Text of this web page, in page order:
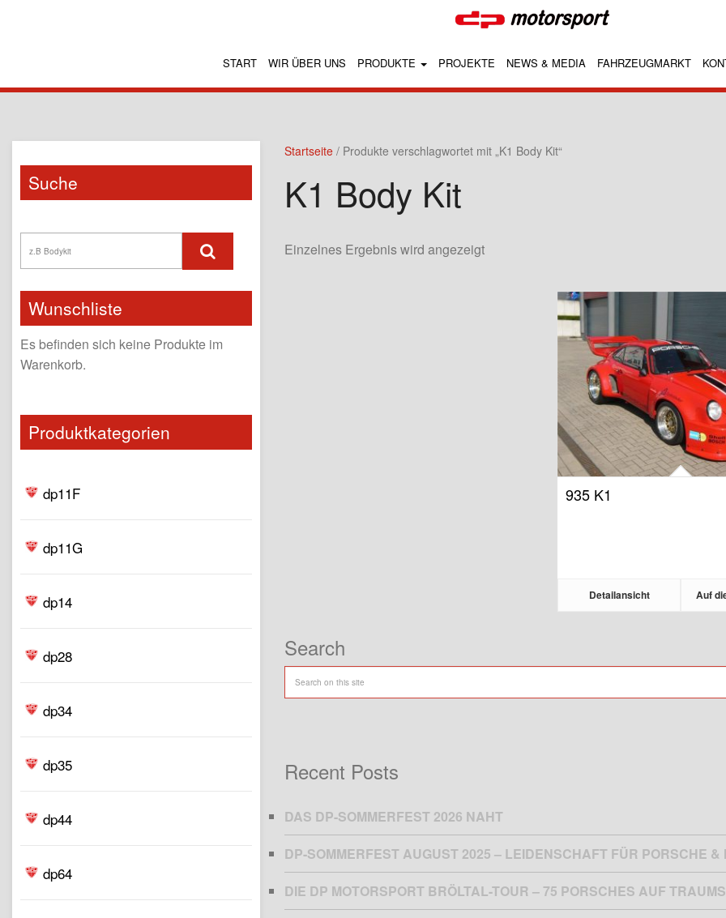
START WIR ÜBER UNS PRODUKTE PROJEKTE NEWS & MEDIA FAHRZEUGMARKT
Suche
Wunschliste
Es befinden sich keine Produkte im
Warenkorb.
Produktkategorien
dp11F
dp11G
dp14
dp28
dp34
dp35
dp44
dp64
Startseite / Produkte verschlagwortet mit „K1 Body Kit“
K1 Body Kit
Einzelnes Ergebnis wird angezeigt
935 K1
Detailansicht Auf
Search
Recent Posts
DAS DP-SOMMERFEST 2026 NAHT
DP-SOMMERFEST AUGUST 2025 – LEIDENSCHAFT FÜR PORSCHE &
DIE DP MOTORSPORT BRÖLTAL-TOUR – 75 PORSCHES AUF